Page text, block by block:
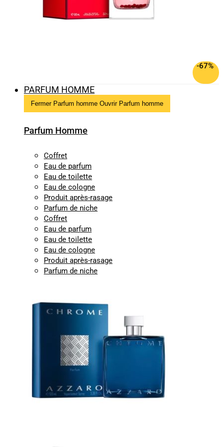
-67%
PARFUM HOMME
Fermer Parfum homme Ouvrir Parfum homme
Parfum Homme
Coffret
Eau de parfum
Eau de toilette
Eau de cologne
Produit après-rasage
Parfum de niche
Coffret
Eau de parfum
Eau de toilette
Eau de cologne
Produit après-rasage
Parfum de niche